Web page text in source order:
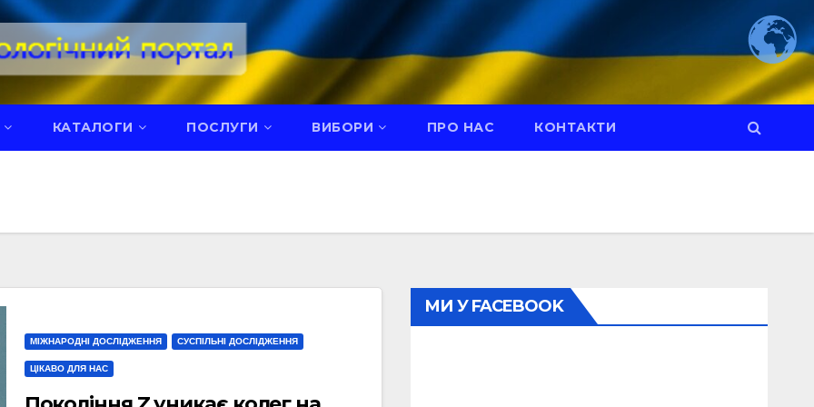
КАТАЛОГИ ПОСЛУГИ ВИБОРИ ПРО НАС КОНТАКТИ
МІЖНАРОДНІ ДОСЛІДЖЕННЯ СУСПІЛЬНІ ДОСЛІДЖЕННЯ
ЦІКАВО ДЛЯ НАС
МИ У FACEBOOK